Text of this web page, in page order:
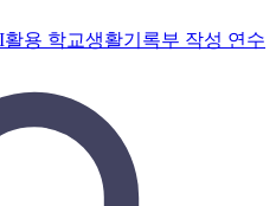
용 학교생활기록부 작성 연수